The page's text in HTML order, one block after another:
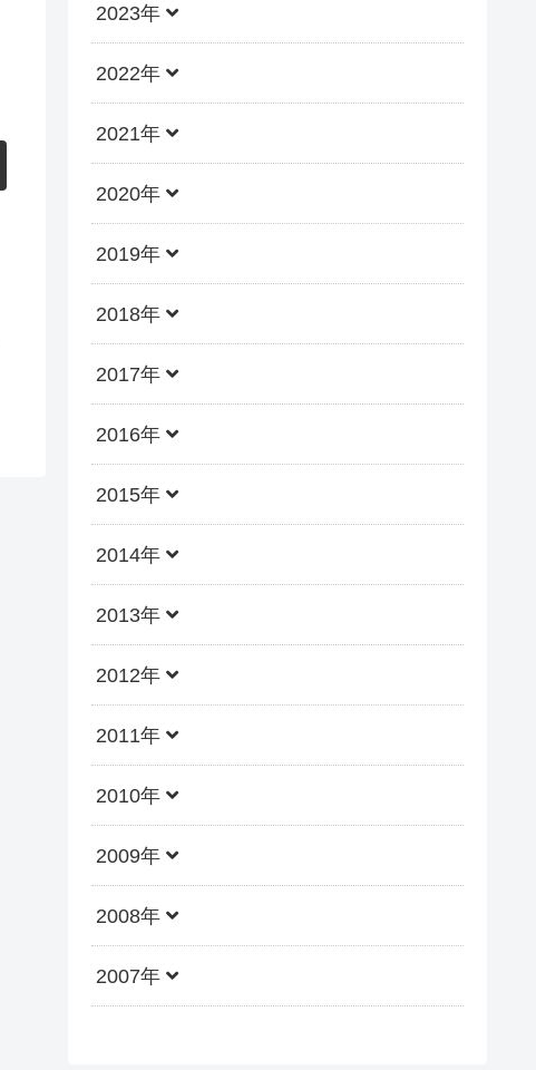
2023年
2022年
2021年
2020年
2019年
2018年
2017年
2016年
2015年
2014年
2013年
2012年
2011年
2010年
2009年
2008年
2007年